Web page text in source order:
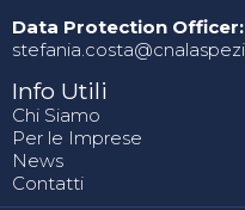
Data Protection Officer:
Info Utili
Chi Siamo
Per le Imprese
News
Contatti